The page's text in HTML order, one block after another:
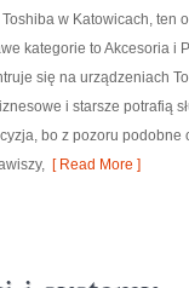
w Katowicach, ten
kategorie to Akcesoria i
się na urządzeniach
i starsze potrafią
bo z pozoru podobne
[ Read More ]